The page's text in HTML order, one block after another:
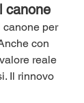
canone
canone per
con
reale
Il rinnovo